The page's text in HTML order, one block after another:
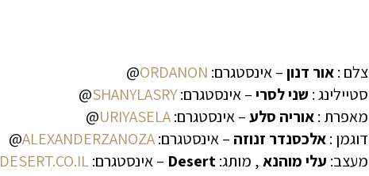
צלם :אור דנון– אינסטגרם: ORDANON
@
סטיילינג : שני לסרי– אינסטגרם:SHANYLASRY
@
מאפרת :אוריה סלע– אינסטגרם:URIYASELA
@
דוגמן :אלכסנדר זנוזה – אינסטגרם:ALEXANDERZANOZA
@
מעצב: עלי מוהנא, מותג:Desert – אינסטגרם:DESERT.CO.IL